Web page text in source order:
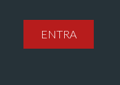
ENTRA